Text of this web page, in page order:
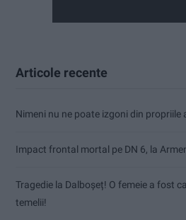
Articole recente
Nimeni nu ne poate izgoni din propriile
Impact frontal mortal pe DN 6, la
Tragedie la Dalboşeț! O femeie a fost
temelii!